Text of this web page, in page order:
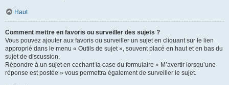
Haut
Comment mettre en favoris ou surveiller des sujets ?
Vous pouvez ajouter aux favoris ou surveiller un sujet en cliquant sur le lien
approprié dans le menu « Outils de sujet », souvent placé en haut et en bas du
sujet de discussion.
Répondre à un sujet en cochant la case du formulaire « M’avertir lorsqu’une
réponse est postée » vous permettra également de surveiller le sujet.